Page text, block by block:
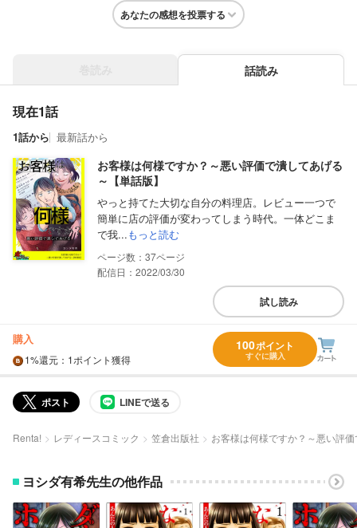
あなたの感想を投票する
話読み
現在1話
1話から 最新話から
お客様は何様ですか？～悪い評価で潰してあげる
～【単話版】
やっと持てた大切な自分の料理店。レビュー一つで
簡単に店の評価が変わってしまう時代。一体どこま
で我...もっと読む
37
配信日：2022/03/30
試し読み
購入
1%還元 ：1ポイント獲得
100ポイント
すぐに購入
ポスト LINEで送る
Renta! レディースコミック 笠倉出版社 お客様は何様ですか？～悪い評
ヨシダ有希先生の他作品